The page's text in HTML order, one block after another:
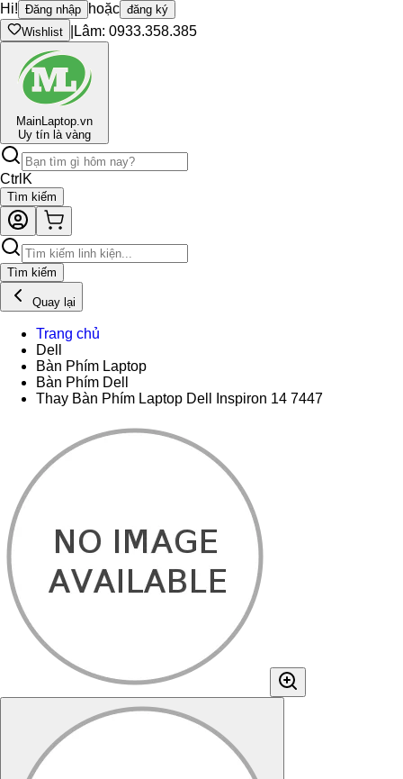
Hi! Đăng nhập hoặc đăng ký
Wishlist
Lâm: 0933.358.385
MainLaptop.vn
Uy tín là vàng
Ctrl K
Tìm kiếm
Tìm kiếm
Quay lại
Trang chủ
Dell
Bàn Phím Laptop
Bàn Phím Dell
Thay Bàn Phím Laptop Dell Inspiron 14 7447